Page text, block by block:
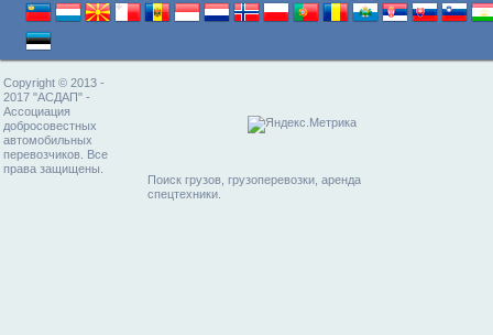
Copyright © 2013 -
2017 "АСДАП" -
Ассоциация
добросовестных
автомобильных
перевозчиков. Все
права защищены.
Поиск грузов, грузоперевозки, аренда
спецтехники.